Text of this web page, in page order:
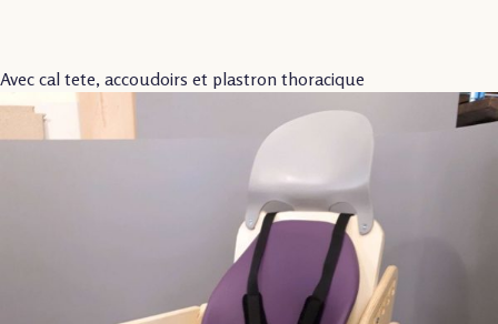
Avec cal tete, accoudoirs et plastron thoracique